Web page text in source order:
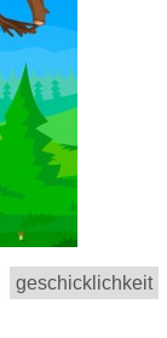
geschicklichkeit